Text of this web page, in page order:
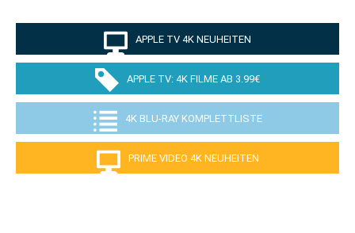
APPLE TV 4K NEUHEITEN
APPLE TV: 4K FILME AB 3.99€
4K BLU-RAY KOMPLETTLISTE
PRIME VIDEO 4K NEUHEITEN